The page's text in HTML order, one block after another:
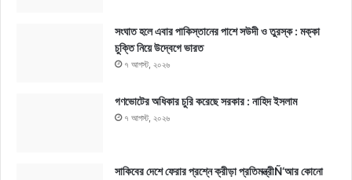
সংঘাত হলে এবার পাকিস্তানের পাশে সউদী ও তুরস্ক : মক্কা
চুক্তি নিয়ে উদ্বেগে ভারত
৭ আগস্ট, ২০২৬
গণভোটের অধিকার চুরি করেছে সরকার : নাহিদ ইসলাম
৭ আগস্ট, ২০২৬
সাকিবের দেশে ফেরার প্রশ্নে ক্রীড়া প্রতিমন্ত্রীÑ‘আর কোনো